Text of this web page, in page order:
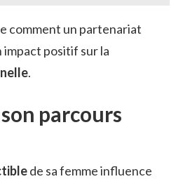
comment un partenariat
impact positif sur la
.
parcours
de sa femme influence